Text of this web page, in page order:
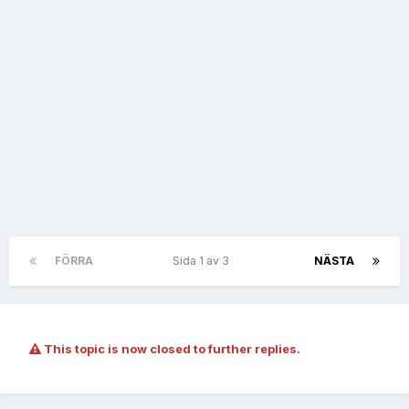
FÖRRA NÄSTA
Sida 1 av 3
This topic is now closed to further replies.